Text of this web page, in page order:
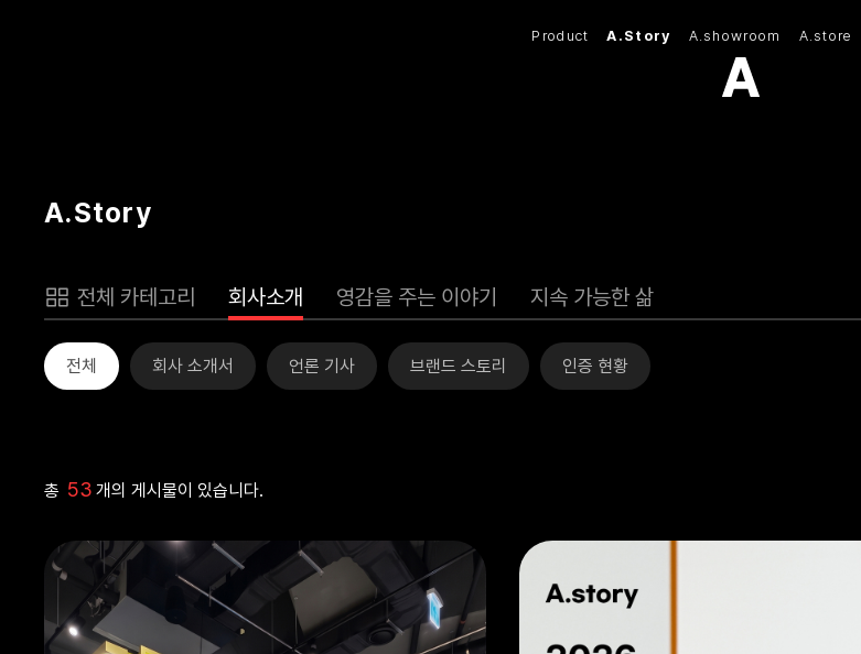
Product A.Story A.showroom A.store
(주)아모스아인스가구
A.Story
전체 카테고리 회사소개 영감을 주는 이야기 지속 가능한 삶
전체 회사 소개서 언론 기사 브랜드 스토리 인증 현황
총 53 개의 게시물이 있습니다.